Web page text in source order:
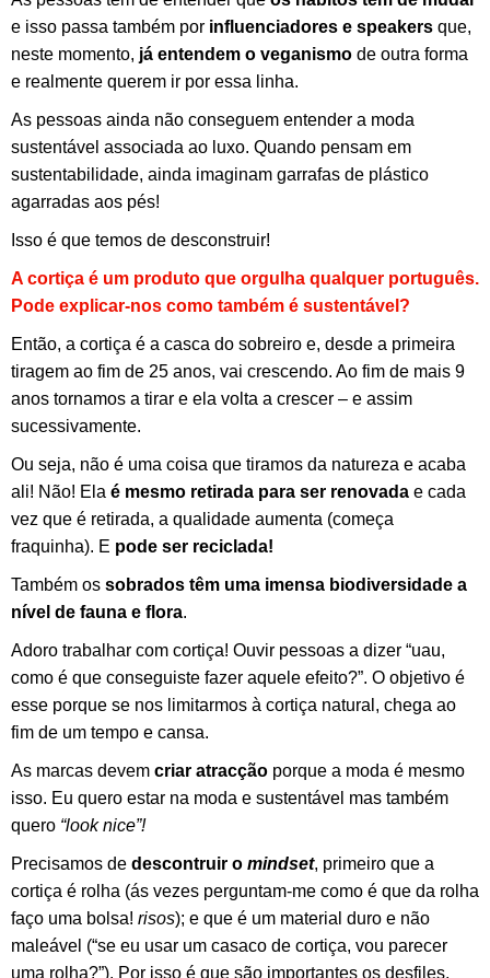
e isso passa também por influenciadores e speakers que,
neste momento, já entendem o veganismo de outra forma
e realmente querem ir por essa linha.
As pessoas ainda não conseguem entender a moda
sustentável associada ao luxo. Quando pensam em
sustentabilidade, ainda imaginam garrafas de plástico
agarradas aos pés!
Isso é que temos de desconstruir!
A cortiça é um produto que orgulha qualquer português.
Pode explicar-nos como também é sustentável?
Então, a cortiça é a casca do sobreiro e, desde a primeira
tiragem ao fim de 25 anos, vai crescendo. Ao fim de mais 9
anos tornamos a tirar e ela volta a crescer – e assim
sucessivamente.
Ou seja, não é uma coisa que tiramos da natureza e acaba
ali! Não! Ela é mesmo retirada para ser renovada e cada
vez que é retirada, a qualidade aumenta (começa
fraquinha). E pode ser reciclada!
Também os sobrados têm uma imensa biodiversidade a
nível de fauna e flora.
Adoro trabalhar com cortiça! Ouvir pessoas a dizer “uau,
como é que conseguiste fazer aquele efeito?”. O objetivo é
esse porque se nos limitarmos à cortiça natural, chega ao
fim de um tempo e cansa.
As marcas devem criar atracção porque a moda é mesmo
isso. Eu quero estar na moda e sustentável mas também
quero “look nice”!
Precisamos de descontruir o mindset, primeiro que a
cortiça é rolha (ás vezes perguntam-me como é que da rolha
faço uma bolsa! risos); e que é um material duro e não
maleável (“se eu usar um casaco de cortiça, vou parecer
uma rolha?”). Por isso é que são importantes os desfiles,